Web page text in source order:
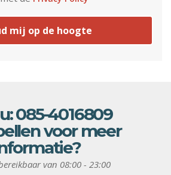
mij op de hoogte
085-4016809
voor meer
van 08:00 - 23:00